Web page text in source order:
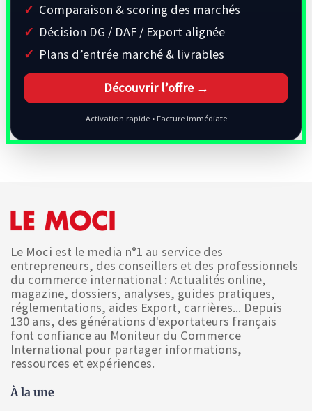
Comparaison & scoring des marchés
Décision DG / DAF / Export alignée
Plans d’entrée marché & livrables
Découvrir l’offre →
Activation rapide • Facture immédiate
Le Moci est le media n°1 au service des
entrepreneurs, des conseillers et des professionnels
du commerce international : Actualités online,
magazine, dossiers, analyses, guides pratiques,
réglementations, aides Export, carrières... Depuis
130 ans, des générations d'exportateurs français
font confiance au Moniteur du Commerce
International pour partager informations,
ressources et expériences.
À la une